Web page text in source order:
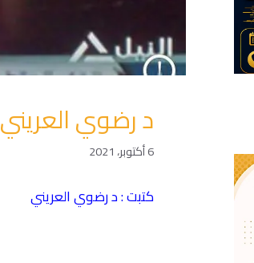
د رضوي العريني ٦ أكتوبر عيد سعيد على كل مصري
6 أكتوبر، 2021
كتبت : د رضوي العريني